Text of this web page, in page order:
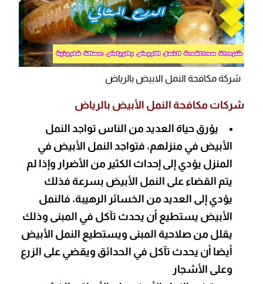
شركة مكافحة النمل الابيض بالرياض
شركات مكافحة النمل الأبيض بالرياض
يؤرق حياة العديد من الناس تواجد النمل
الأبيض في منزلهم، فتواجد النمل الأبيض في
المنزل يؤدي إلى إحداث الكثير من الأضرار وإذا لم
يتم القضاء على النمل الأبيض بسرعة فذلك
يؤدي إلى العديد من الخسائر الرهيبة، فالنمل
الأبيض يستطيع أن يحدث تآكل في المبنى وذلك
يقلل من صلاحية المبنى ويستطيع النمل الأبيض
أيضا أن يحدث تآكل في الحدائق ويقضي على الزرع
وعلى الأشجار